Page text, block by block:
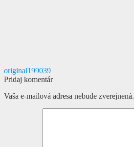
Navigácia
v
článku
Predchádzajúci
článok:
original199039
Pridaj komentár
Vaša e-mailová adresa nebude zverejnená.